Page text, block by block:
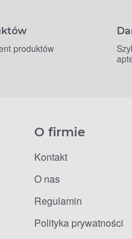
produktów
O firmie
Kontakt
O nas
Regulamin
Polityka prywatności